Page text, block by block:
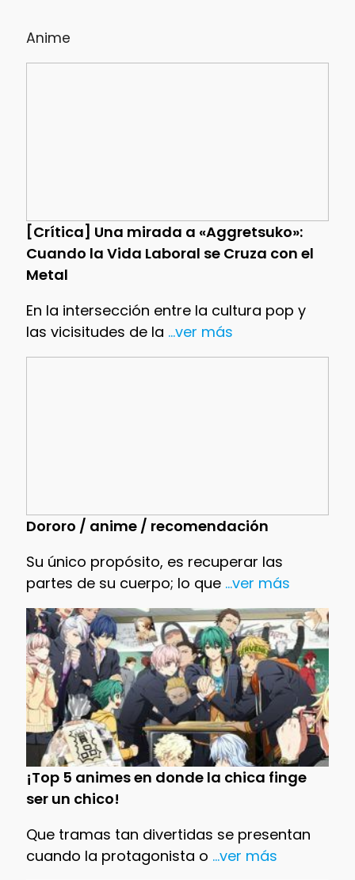
Anime
[Crítica] Una mirada a «Aggretsuko»:
Cuando la Vida Laboral se Cruza con el
Metal
En la intersección entre la cultura pop y
las vicisitudes de la ...ver más
Dororo / anime / recomendación
Su único propósito, es recuperar las
partes de su cuerpo; lo que...ver más
¡Top 5 animes en donde la chica finge
ser un chico!
Que tramas tan divertidas se presentan
cuando la protagonista o ...ver más